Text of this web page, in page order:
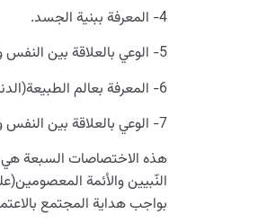
4- المعرفة ببنية الجسد.
5- الوعي بالعلاقة بين النفس والجسد.
6- المعرفة بعالم الطبيعة(الدنيا).
7- الوعي بالعلاقة بين النفس والطبيعة.
هذه الاختصاصات السبعة
النّبيين والأئمة
بواجب هداية المجتمع